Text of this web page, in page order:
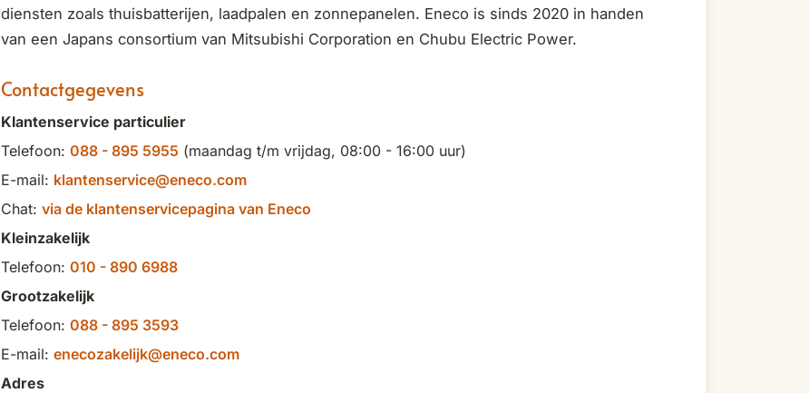
diensten zoals thuisbatterijen, laadpalen en zonnepanelen. Eneco is sinds 2020 in handen
van een Japans consortium van Mitsubishi Corporation en Chubu Electric Power.
Contactgegevens
Klantenservice particulier
Telefoon: 088 - 895 5955 (maandag t/m vrijdag, 08:00 - 16:00 uur)
E-mail: klantenservice@eneco.com
Chat: via de klantenservicepagina van Eneco
Kleinzakelijk
Telefoon: 010 - 890 6988
Grootzakelijk
Telefoon: 088 - 895 3593
E-mail: enecozakelijk@eneco.com
Adres